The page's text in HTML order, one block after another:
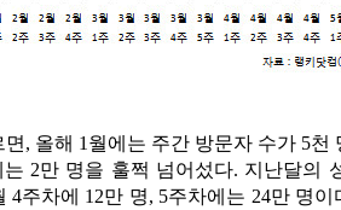
면, 올해 1월에는 주간 방문자 수가 5천
는 2만 명을 훌쩍 넘어섰다. 지난달의
4주차에 12만 명, 5주차에는 24만 명이